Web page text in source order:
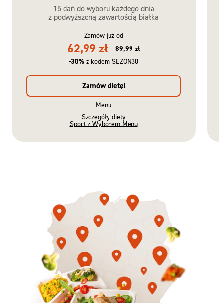
15 dań do wyboru każdego dnia
z podwyższoną zawartością białka
Zamów już od
62,99 zł
89,99 zł
-30% z kodem SEZON30
Zamów dietę!
Menu
Szczegóły diety
Sport z Wyborem Menu